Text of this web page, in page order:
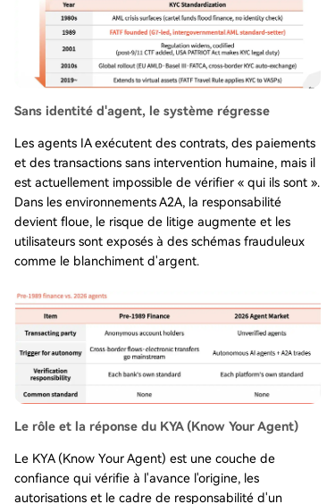
Sans identité d'agent, le système régresse
Les agents IA exécutent des contrats, des paiements
et des transactions sans intervention humaine, mais il
est actuellement impossible de vérifier « qui ils sont ».
Dans les environnements A2A, la responsabilité
devient floue, le risque de litige augmente et les
utilisateurs sont exposés à des schémas frauduleux
comme le blanchiment d'argent.
Le rôle et la réponse du KYA (Know Your Agent)
Le KYA (Know Your Agent) est une couche de
confiance qui vérifie à l'avance l'origine, les
autorisations et le cadre de responsabilité d'un